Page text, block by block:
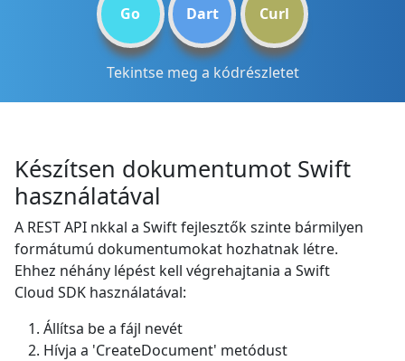
Go Dart Curl
Tekintse meg a kódrészletet
Készítsen dokumentumot Swift
használatával
A REST API nkkal a Swift fejlesztők szinte bármilyen
formátumú dokumentumokat hozhatnak létre.
Ehhez néhány lépést kell végrehajtania a Swift
Cloud SDK használatával:
Állítsa be a fájl nevét
Hívja a 'CreateDocument' metódust